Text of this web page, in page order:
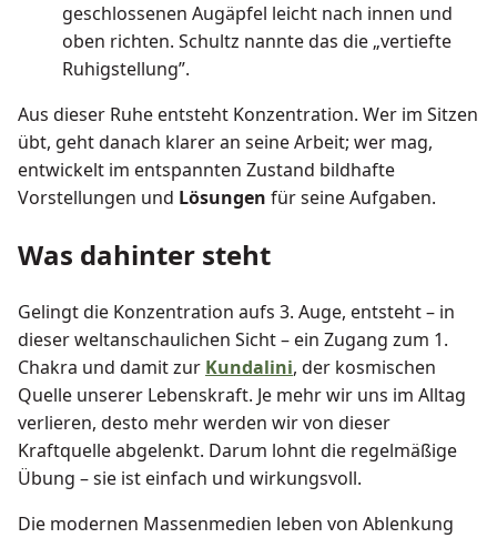
geschlossenen Augäpfel leicht nach innen und
oben richten. Schultz nannte das die „vertiefte
Ruhigstellung”.
Aus dieser Ruhe entsteht Konzentration. Wer im Sitzen
übt, geht danach klarer an seine Arbeit; wer mag,
entwickelt im entspannten Zustand bildhafte
Vorstellungen und Lösungen für seine Aufgaben.
Was dahinter steht
Gelingt die Konzentration aufs 3. Auge, entsteht – in
dieser weltanschaulichen Sicht – ein Zugang zum 1.
Chakra und damit zur Kundalini, der kosmischen
Quelle unserer Lebenskraft. Je mehr wir uns im Alltag
verlieren, desto mehr werden wir von dieser
Kraftquelle abgelenkt. Darum lohnt die regelmäßige
Übung – sie ist einfach und wirkungsvoll.
Die modernen Massenmedien leben von Ablenkung